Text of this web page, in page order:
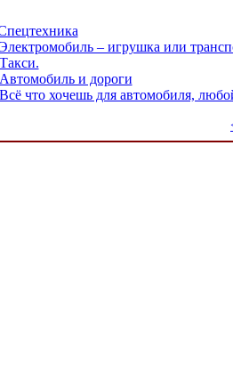
– игрушка или
Такси.
Автомобиль и дороги
Всё что хочешь для автомобиля,